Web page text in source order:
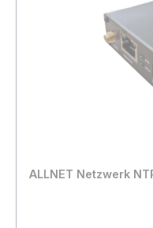
ALLNET Netzwerk